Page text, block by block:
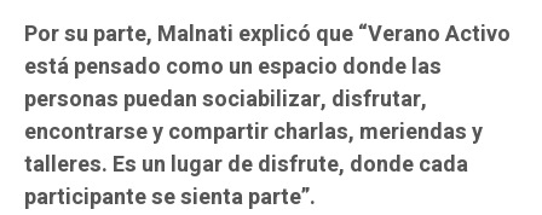
Por su parte, Malnati explicó que “Verano Activo
está pensado como un espacio donde las
personas puedan sociabilizar, disfrutar,
encontrarse y compartir charlas, meriendas y
talleres. Es un lugar de disfrute, donde cada
participante se sienta parte”.